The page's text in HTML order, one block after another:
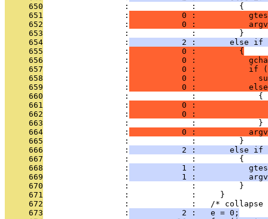
     650
                 :             :         {
     651
                 :
0 :
     652
                 :
0 :
     653
                 :             :         }
     654
                 :
2 :       else if
     655
                 :
           0 :         {
     656
                 :
0 :
     657
                 :
0 :           if
     658
                 :
0 :
     659
                 :
0 :
     660
                 :             :             {
     661
                 :
0 :
     662
                 :
0 :
     663
                 :             :             }
     664
                 :
0 :
     665
                 :             :         }
     666
                 :
2 :       else if
     667
                 :             :         {
     668
                 :
1 :
     669
                 :
1 :
     670
                 :             :         }
     671
                 :             :     }
     672
:             :   /* collapse
     673
                 :
           2 :   e = 0;